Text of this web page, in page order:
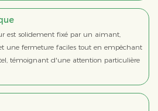
est solidement fixé par un aimant,
une fermeture faciles tout en empêchant
témoignant d'une attention particulière